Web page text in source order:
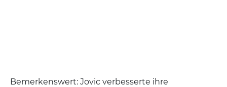
Bemerkenswert: Jovic verbesserte ihre